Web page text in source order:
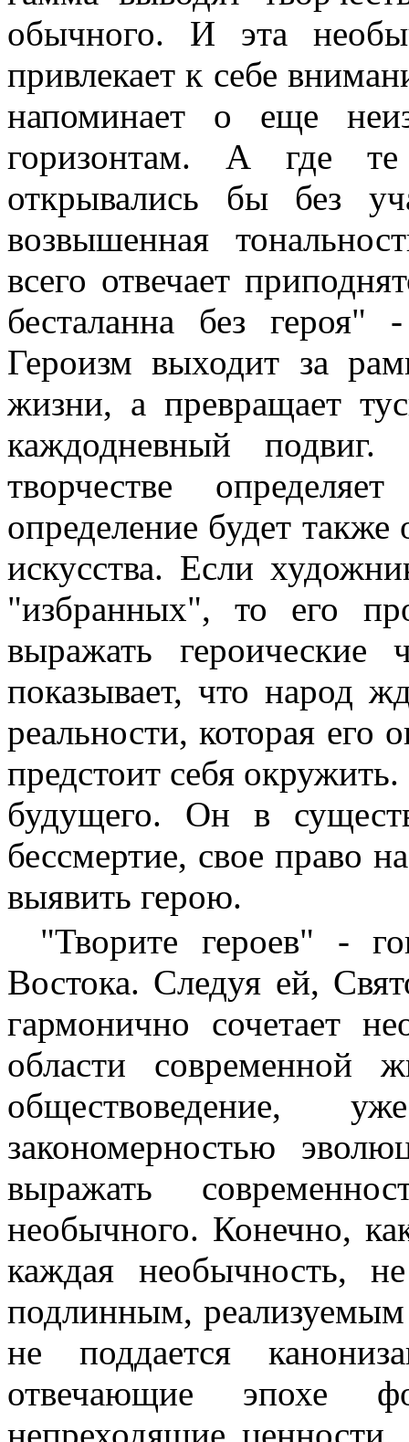
обычного. И эта
привлекает к себе
напоминает о еще
горизонтам. А где
открывались бы без
возвышенная
всего отвечает
бесталанна без героя"
Героизм выходит за
жизни, а превращает
каждодневный
творчестве
определение будет также
искусства. Если
"избранных", то его
выражать героические
показывает, что народ
реальности, которая его
предстоит себя
будущего. Он в
бессмертие, свое право
выявить герою.
"Творите героев" -
Востока. Следуя ей,
гармонично сочетает
области
обществоведение,
закономерностью
выражать
необычного. Конечно,
каждая необычность,
подлинным,
не поддается
отвечающие эпохе